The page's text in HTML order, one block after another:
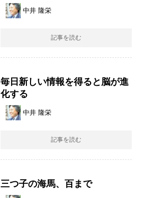
中井 隆栄
記事を読む
毎日新しい情報を得ると脳が進
化する
中井 隆栄
記事を読む
三つ子の海馬、百まで